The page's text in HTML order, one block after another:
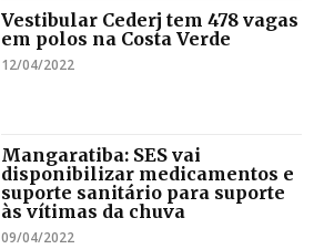
Vestibular Cederj tem 478 vagas
em polos na Costa Verde
12/04/2022
Mangaratiba: SES vai
disponibilizar medicamentos e
suporte sanitário para suporte
às vítimas da chuva
09/04/2022